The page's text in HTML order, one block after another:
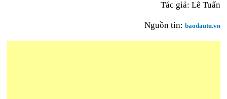
Tác giả: Lê Tuấn
Nguồn tin: baodautu.vn